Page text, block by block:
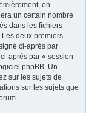
en
un certain nombre
dans les fichiers
deux premiers
ci-après par
après par « session-
phpBB. Un
sur les sujets de
sur les sujets que